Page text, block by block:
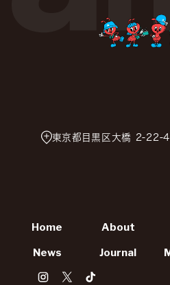
東京都目黒区大橋 2-22-
Home About
News Journal